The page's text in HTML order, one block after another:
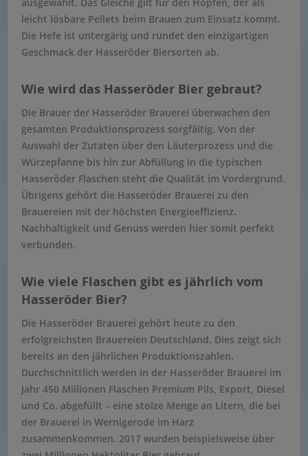
leicht lösbare Pellets beim Brauen zum Einsatz kommt.
Die Hefe ist untergärig und rundet den einzigartigen
Geschmack der Hasseröder Biersorten ab.
Wie wird das Hasseröder Bier gebraut?
Die Brauer der Hasseröder Brauerei überwachen den
gesamten Produktionsprozess sorgfältig. Von der
Auswahl der Zutaten über den Läuterprozess und die
Würzepfanne bis hin zur Abfüllung in die typischen
Hasseröder Flaschen steht die Qualität im Vordergrund.
Übrigens gehört die Hasseröder Brauerei zu den
Brauereien mit der höchsten Energieeffizienz.
Nachhaltigkeit und Genuss werden hier somit perfekt
verbunden.
Wie viele Flaschen gibt es jährlich vom
Hasseröder Bier?
Die Hasseröder Brauerei gehört heute zu den
erfolgreichsten Brauereien Deutschland. Dies zeigt sich
bereits an den jährlichen Produktionszahlen.
Durchschnittlich werden in der Hasseröder Brauerei im
Jahr 450 Millionen Flaschen Premium Pils, Export, Diesel
und Co. abgefüllt – eine stolze Menge an Litern, die bei
der Brauerei in Wernigerode im Harz
zusammenkommen. 2017 wurden beispielsweise über